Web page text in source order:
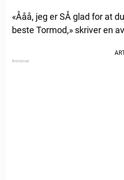
«Ååå, jeg er SÅ glad for at
beste Tormod,» skriver en